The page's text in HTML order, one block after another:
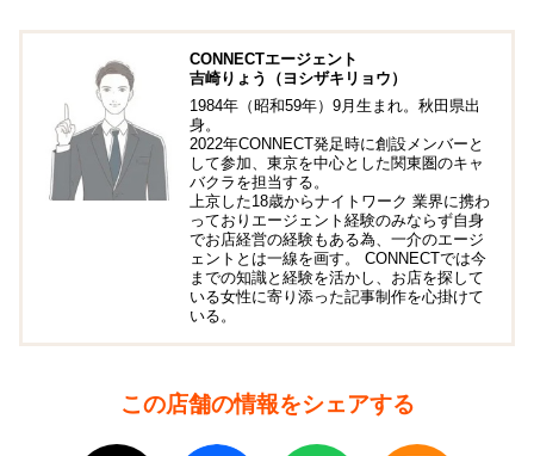
CONNECTエージェント
吉崎りょう（ヨシザキリョウ）
1984年（昭和59年）9月生まれ。秋田県出
身。
2022年CONNECT発足時に創設メンバーと
して参加、東京を中心とした関東圏のキャ
バクラを担当する。
上京した18歳からナイトワーク 業界に携わ
っておりエージェント経験のみならず自身
でお店経営の経験もある為、一介のエージ
ェントとは一線を画す。 CONNECTでは今
までの知識と経験を活かし、お店を探して
いる女性に寄り添った記事制作を心掛けて
いる。
この店舗の情報をシェアする